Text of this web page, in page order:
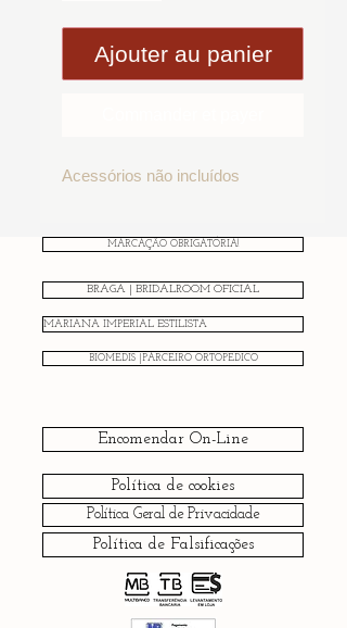
Ajouter au panier
Acessórios não incluídos
MARCAÇÃO OBRIGATÓRIA!
BRAGA | BRIDALROOM OFICIAL
MARIANA IMPERIAL ESTILISTA
BIOMEDIS |PARCEIRO ORTOPÉDICO
Encomendar On-Line
Política de cookies
Política Geral de Privacidade
Política de Falsificações